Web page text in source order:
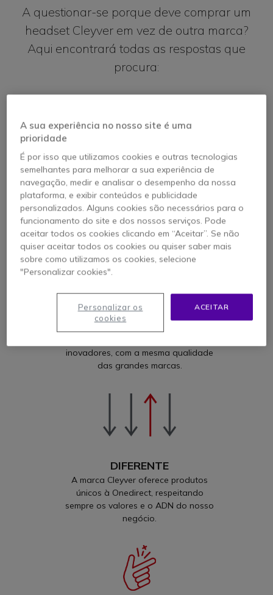
A questionar-se porque deve comprar um
headset Cleyver em vez de outra marca?
Aqui encontrará todas as respostas que
procura:
INTELIGENTE
Cleyver oferece produtos de alta
qualidade a preços atrativos. É uma
compra inteligente para todos!
INOVADOR
inovadores, com a mesma qualidade
das grandes marcas.
DIFERENTE
A marca Cleyver oferece produtos
únicos à Onedirect, respeitando
sempre os valores e o ADN do nosso
negócio.
A sua experiência no nosso site é uma
prioridade
É por isso que utilizamos cookies e outras tecnologias
semelhantes para melhorar a sua experiência de
navegação, medir e analisar o desempenho da nossa
plataforma, e exibir conteúdos e publicidade
personalizados. Alguns cookies são necessários para o
funcionamento do site e dos nossos serviços. Pode
aceitar todos os cookies clicando em “Aceitar”. Se não
quiser aceitar todos os cookies ou quiser saber mais
sobre como utilizamos os cookies, selecione
"Personalizar cookies".
ACEITAR
Personalizar os
cookies